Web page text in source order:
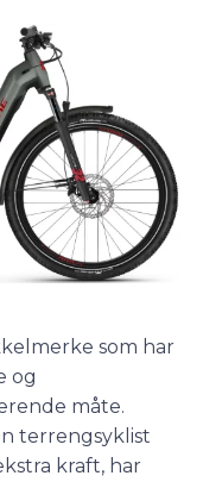
som har
og
måte.
terrengsyklist
kraft, har